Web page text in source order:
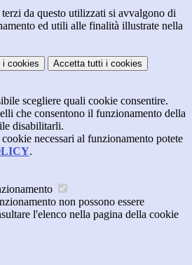
da questo utilizzati si avvalgono di
ed utili alle finalità illustrate nella
i cookies Accetta tutti i cookies
scegliere quali cookie consentire.
che consentono il funzionamento della
disabilitarli.
necessari al funzionamento potete
.
non possono essere
l'elenco nella pagina della cookie